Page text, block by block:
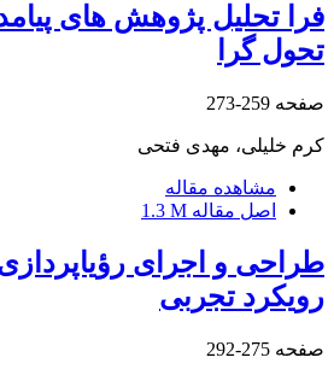
فرا تحلیل پژوهش های
تحول گرا
صفحه 259-273
کرم خلیلی، مهدی فتحی
مشاهده مقاله
اصل مقاله 1.3 M
طراحی و اجرای رؤیاپردازی
رویکرد تجربی
صفحه 275-292